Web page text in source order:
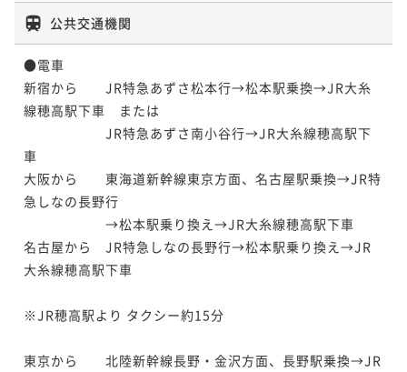
公共交通機関
●電車
新宿から　　JR特急あずさ松本行→松本駅乗換→JR大糸
線穂高駅下車　または
JR特急あずさ南小谷行→JR大糸線穂高駅下
車
大阪から　　東海道新幹線東京方面、名古屋駅乗換→JR特
急しなの長野行
→松本駅乗り換え→JR大糸線穂高駅下車
名古屋から　JR特急しなの長野行→松本駅乗り換え→JR
大糸線穂高駅下車
※JR穂高駅より タクシー約15分
東京から　　北陸新幹線長野・金沢方面、長野駅乗換→JR